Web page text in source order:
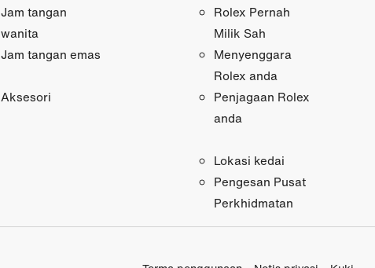
Jam tangan
wanita
Jam tangan emas
Aksesori
Rolex Pernah
Milik Sah
Menyenggara
Rolex anda
Penjagaan Rolex
anda
Lokasi kedai
Pengesan Pusat
Perkhidmatan